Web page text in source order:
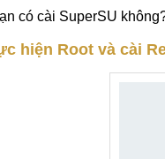
có cài SuperSU
hiện Root và cài